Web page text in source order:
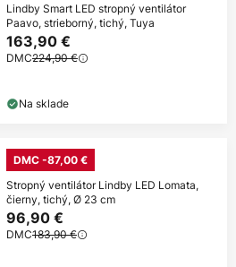
Lindby Smart LED stropný ventilátor
Paavo, strieborný, tichý, Tuya
163,90 €
DMC224,90 €
Na sklade
DMC -87,00 €
Stropný ventilátor Lindby LED Lomata,
čierny, tichý, Ø 23 cm
96,90 €
DMC183,90 €